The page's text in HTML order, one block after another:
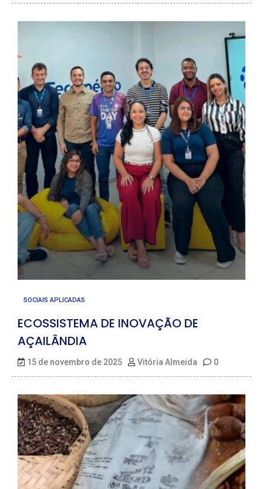
SOCIAIS APLICADAS
ECOSSISTEMA DE INOVAÇÃO DE
AÇAILÂNDIA
15 de novembro de 2025 Vitória Almeida 0